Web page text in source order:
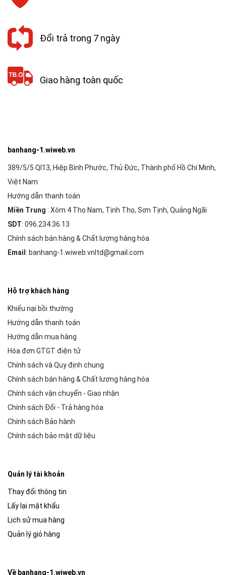
Đổi trả trong 7 ngày
Giao hàng toàn quốc
banhang-1.wiweb.vn
389/5/5 Ql13, Hiệp Bình Phước, Thủ Đức, Thành phố Hồ Chí Minh,
Việt Nam
Hướng dẫn thanh toán
Miền Trung : Xóm 4 Thọ Nam, Tịnh Thọ, Sơn Tịnh, Quảng Ngãi
SDT: 096.234.36.13
Chính sách bán hàng & Chất lượng hàng hóa
Email: banhang-1.wiweb.vnltd@gmail.com
Hỗ trợ khách hàng
Khiếu nại bồi thường
Hướng dẫn thanh toán
Hướng dẫn mua hàng
Hóa đơn GTGT điện tử
Chính sách và Quy định chung
Chính sách bán hàng & Chất lượng hàng hóa
Chính sách vận chuyển - Giao nhận
Chính sách Đổi - Trả hàng hóa
Chính sách Bảo hành
Chính sách bảo mật dữ liệu
Quản lý tài khoản
Thay đổi thông tin
Lấy lại mật khẩu
Lịch sử mua hàng
Quản lý giỏ hàng
Về banhang-1.wiweb.vn